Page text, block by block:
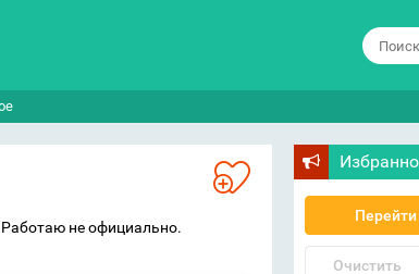
не официально.
Перейти
Очистить